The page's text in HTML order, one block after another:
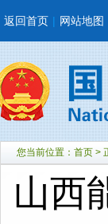
返回首页 | 网站地图
您当前位置： 首页 >
山西